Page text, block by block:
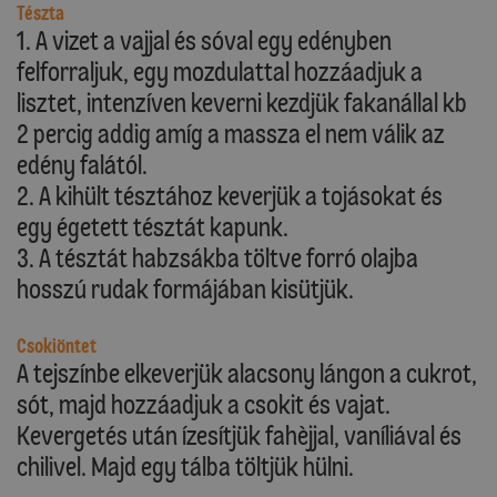
Tészta
1. A vizet a vajjal és sóval egy edényben
felforraljuk, egy mozdulattal hozzáadjuk a
lisztet, intenzíven keverni kezdjük fakanállal kb
2 percig addig amíg a massza el nem válik az
edény falától.
2. A kihült tésztához keverjük a tojásokat és
egy égetett tésztát kapunk.
3. A tésztát habzsákba töltve forró olajba
hosszú rudak formájában kisütjük.
Csokiöntet
A tejszínbe elkeverjük alacsony lángon a cukrot,
sót, majd hozzáadjuk a csokit és vajat.
Kevergetés után ízesítjük fahèjjal, vaníliával és
chilivel. Majd egy tálba töltjük hülni.